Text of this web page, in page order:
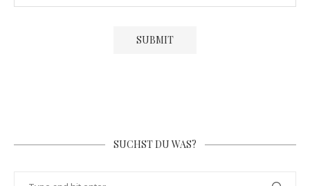
SUCHST DU WAS?